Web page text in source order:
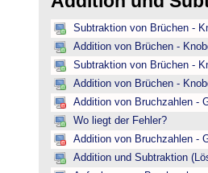
Subtraktion von Brüchen -
Addition von Brüchen -
Subtraktion von Brüchen -
Addition von Brüchen -
Addition von Bruchzahlen -
Wo liegt der Fehler?
Addition von Bruchzahlen -
Addition und Subtraktion